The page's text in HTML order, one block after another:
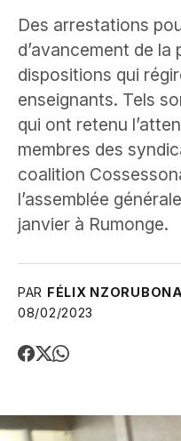
Des arrestations
d’avancement de la
dispositions qui
enseignants. Tels
qui ont retenu
membres des
coalition
l’assemblée
janvier à Rumonge.
PAR FÉLIX
08/02/2023